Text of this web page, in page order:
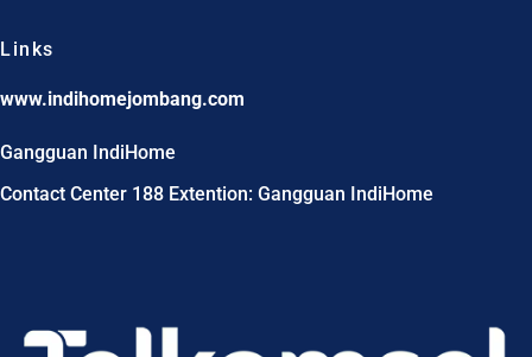
Links
www.indihomejombang.com
Gangguan IndiHome
Contact Center 188 Extention: Gangguan IndiHome